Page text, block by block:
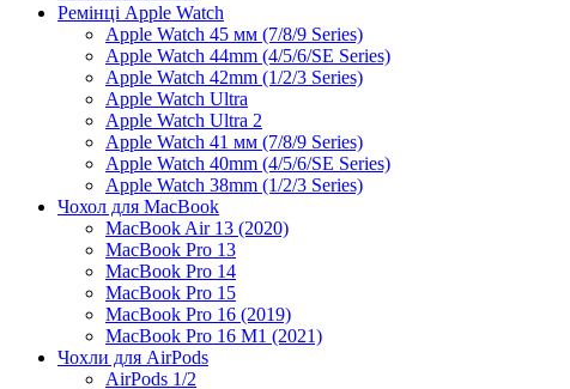
Ремінці Apple Watch
Apple Watch 45 мм (7/8/9 Series)
Apple Watch 44mm (4/5/6/SE Series)
Apple Watch 42mm (1/2/3 Series)
Apple Watch Ultra
Apple Watch Ultra 2
Apple Watch 41 мм (7/8/9 Series)
Apple Watch 40mm (4/5/6/SE Series)
Apple Watch 38mm (1/2/3 Series)
Чохол для MacBook
MacBook Air 13 (2020)
MacBook Pro 13
MacBook Pro 14
MacBook Pro 15
MacBook Pro 16 (2019)
MacBook Pro 16 M1 (2021)
Чохли для AirPods
AirPods 1/2